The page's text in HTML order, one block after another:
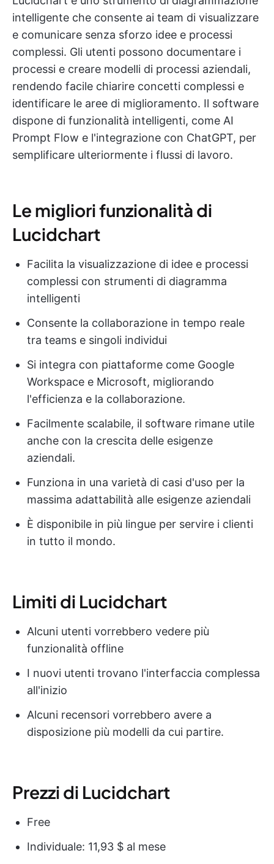
intelligente che consente ai team di visualizzare
e comunicare senza sforzo idee e processi
complessi. Gli utenti possono documentare i
processi e creare modelli di processi aziendali,
rendendo facile chiarire concetti complessi e
identificare le aree di miglioramento. Il software
dispone di funzionalità intelligenti, come AI
Prompt Flow e l'integrazione con ChatGPT, per
semplificare ulteriormente i flussi di lavoro.
Le migliori funzionalità di
Lucidchart
Facilita la visualizzazione di idee e processi
complessi con strumenti di diagramma
intelligenti
Consente la collaborazione in tempo reale
tra teams e singoli individui
Si integra con piattaforme come Google
Workspace e Microsoft, migliorando
l'efficienza e la collaborazione.
Facilmente scalabile, il software rimane utile
anche con la crescita delle esigenze
aziendali.
Funziona in una varietà di casi d'uso per la
massima adattabilità alle esigenze aziendali
È disponibile in più lingue per servire i clienti
in tutto il mondo.
Limiti di Lucidchart
Alcuni utenti vorrebbero vedere più
funzionalità offline
I nuovi utenti trovano l'interfaccia complessa
all'inizio
Alcuni recensori vorrebbero avere a
disposizione più modelli da cui partire.
Prezzi di Lucidchart
Free
Individuale: 11,93 $ al mese